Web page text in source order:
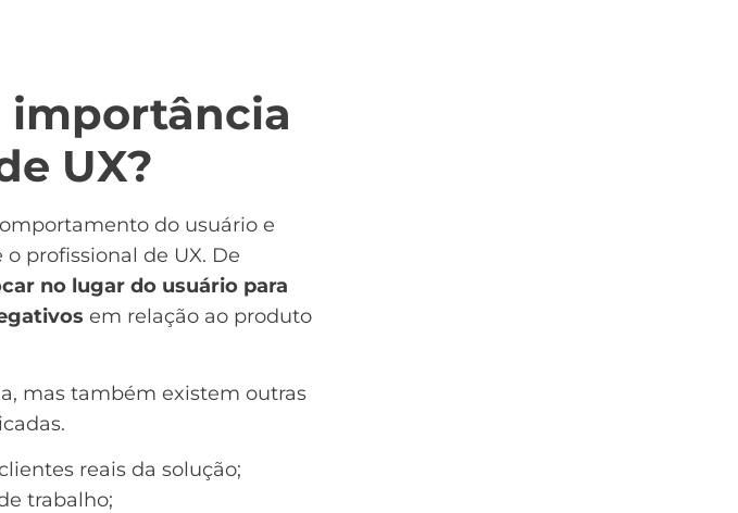
importância
UX?
do usuário e
o profissional de UX. De
no lugar do usuário para
em relação ao produto
mas também existem outras
reais da solução;
trabalho;